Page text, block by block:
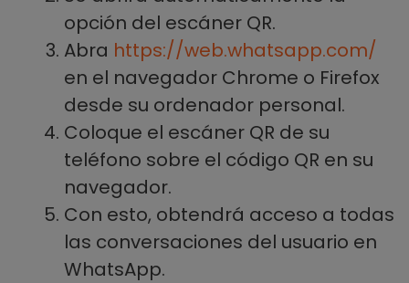
opción del escáner QR.
Abra https://web.whatsapp.com/
en el navegador Chrome o Firefox
desde su ordenador personal.
Coloque el escáner QR de su
teléfono sobre el código QR en su
navegador.
Con esto, obtendrá acceso a todas
las conversaciones del usuario en
WhatsApp.